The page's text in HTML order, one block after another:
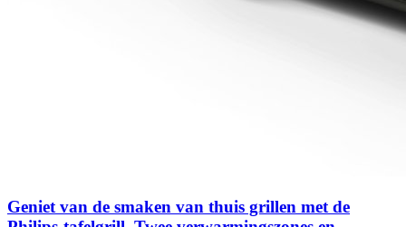
Geniet van de smaken van thuis grillen met de